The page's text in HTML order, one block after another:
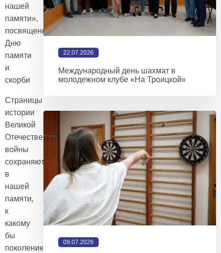
нашей
памяти»,
посвященное
Дню
памяти
и
скорби
Страницы
истории
Великой
Отечественной
войны
сохраняются
в
нашей
памяти,
к
какому
бы
поколению
22.07.2026
Международный день шахмат в
молодежном клубе «На Троицкой»
09.07.2026